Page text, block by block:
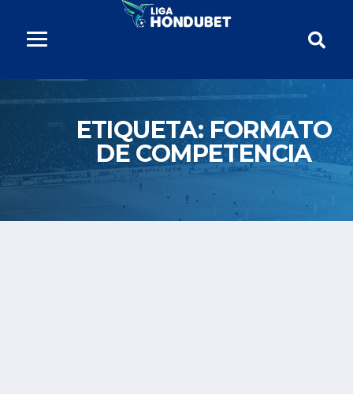
ETIQUETA: FORMATO
DE COMPETENCIA